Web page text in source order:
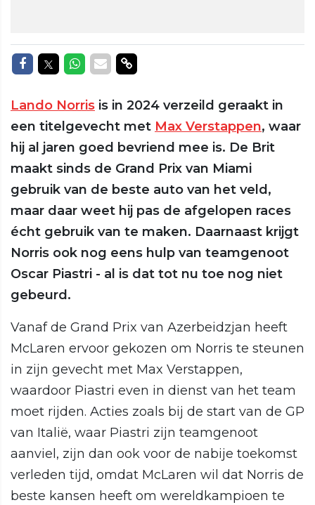
Delen op Facebook
Delen op Twitter
Delen op Whatsapp
Delen via Mail
Delen via link
Lando Norris is in 2024 verzeild geraakt in
een titelgevecht met Max Verstappen, waar
hij al jaren goed bevriend mee is. De Brit
maakt sinds de Grand Prix van Miami
gebruik van de beste auto van het veld,
maar daar weet hij pas de afgelopen races
écht gebruik van te maken. Daarnaast krijgt
Norris ook nog eens hulp van teamgenoot
Oscar Piastri - al is dat tot nu toe nog niet
gebeurd.
Vanaf de Grand Prix van Azerbeidzjan heeft
McLaren ervoor gekozen om Norris te steunen
in zijn gevecht met Max Verstappen,
waardoor Piastri even in dienst van het team
moet rijden. Acties zoals bij de start van de GP
van Italië, waar Piastri zijn teamgenoot
aanviel, zijn dan ook voor de nabije toekomst
verleden tijd, omdat McLaren wil dat Norris de
beste kansen heeft om wereldkampioen te